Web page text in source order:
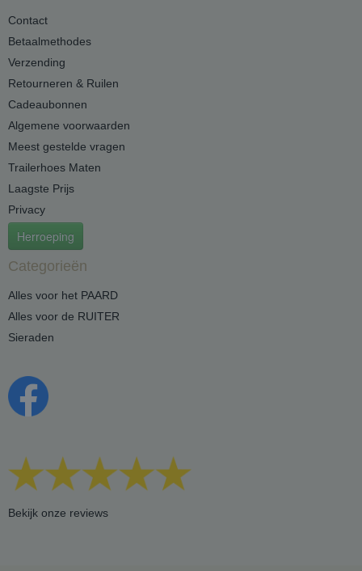
Contact
Betaalmethodes
Verzending
Retourneren & Ruilen
Cadeaubonnen
Algemene voorwaarden
Meest gestelde vragen
Trailerhoes Maten
Laagste Prijs
Privacy
Herroeping
Categorieën
Alles voor het PAARD
Alles voor de RUITER
Sieraden
Bekijk onze reviews